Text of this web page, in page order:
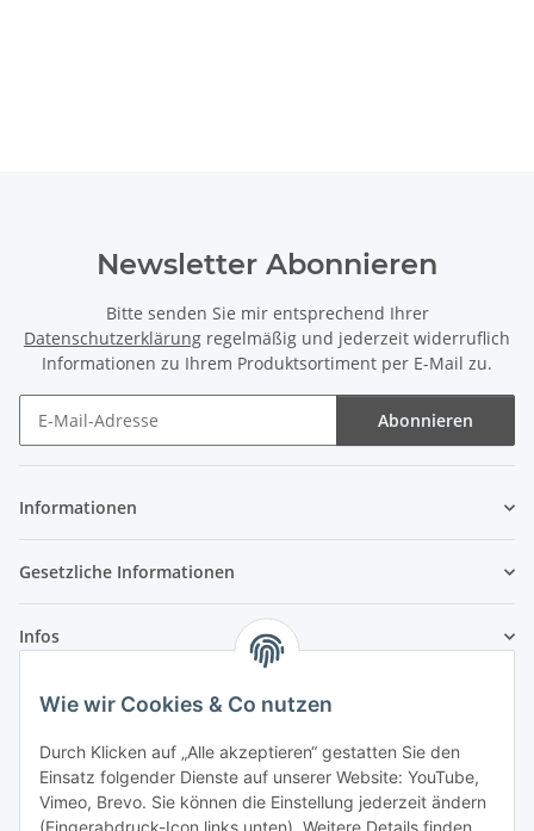
Wie wir Cookies & Co nutzen
Durch Klicken auf „Alle akzeptieren“ gestatten Sie den
Einsatz folgender Dienste auf unserer Website: YouTube,
Vimeo, Brevo. Sie können die Einstellung jederzeit ändern
Newsletter Abonnieren
Bitte senden Sie mir entsprechend Ihrer
Datenschutzerklärung regelmäßig und jederzeit widerruflich
Informationen zu Ihrem Produktsortiment per E-Mail zu.
Abonnieren
Informationen
Gesetzliche Informationen
Infos
Laden - Öffnungszeiten:
Montag 09:00Uhr bis
16:00 Uhr
Dienstag
09:00 Uhr bis
17:00 Uhr